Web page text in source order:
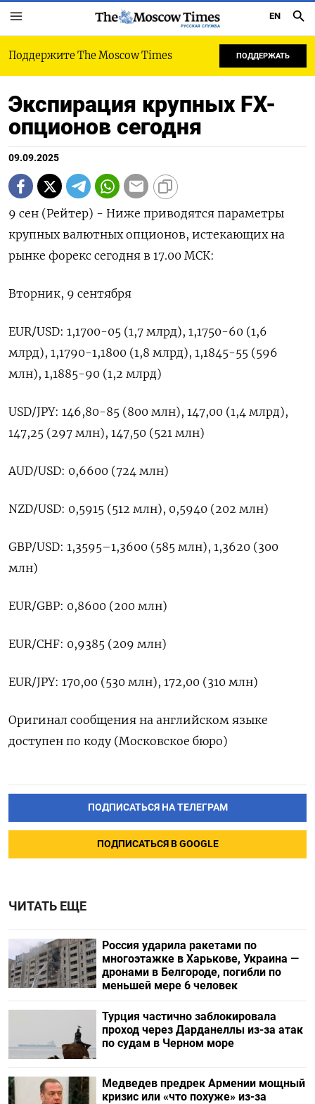
РУССКАЯ СЛУЖБА
EN
Поддержите The Moscow Times ПОДДЕРЖАТЬ
Экспирация крупных FX-
опционов сегодня
09.09.2025
9 сен (Рейтер) - Ниже приводятся параметры
крупных валютных опционов, истекающих на
рынке форекс сегодня в 17.00 МСК:
Вторник, 9 сентября
EUR/USD: 1,1700-05 (1,7 млрд), 1,1750-60 (1,6
млрд), 1,1790-1,1800 (1,8 млрд), 1,1845-55 (596
млн), 1,1885-90 (1,2 млрд)
USD/JPY: 146,80-85 (800 млн), 147,00 (1,4 млрд),
147,25 (297 млн), 147,50 (521 млн)
AUD/USD: 0,6600 (724 млн)
NZD/USD: 0,5915 (512 млн), 0,5940 (202 млн)
GBP/USD: 1,3595–1,3600 (585 млн), 1,3620 (300
млн)
EUR/GBP: 0,8600 (200 млн)
EUR/CHF: 0,9385 (209 млн)
EUR/JPY: 170,00 (530 млн), 172,00 (310 млн)
Оригинал сообщения на английском языке
доступен по коду (Московское бюро)
ПОДПИСАТЬСЯ НА ТЕЛЕГРАМ
ПОДПИСАТЬСЯ В GOOGLE
ЧИТАТЬ ЕЩЕ
Россия ударила ракетами по
многоэтажке в Харькове, Украина —
дронами в Белгороде, погибли по
меньшей мере 6 человек
Турция частично заблокировала
проход через Дарданеллы из-за атак
по судам в Черном море
Медведев предрек Армении мощный
кризис или «что похуже» из-за